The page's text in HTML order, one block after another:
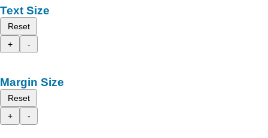
Text Size
Reset
+
-
Margin Size
Reset
+
-